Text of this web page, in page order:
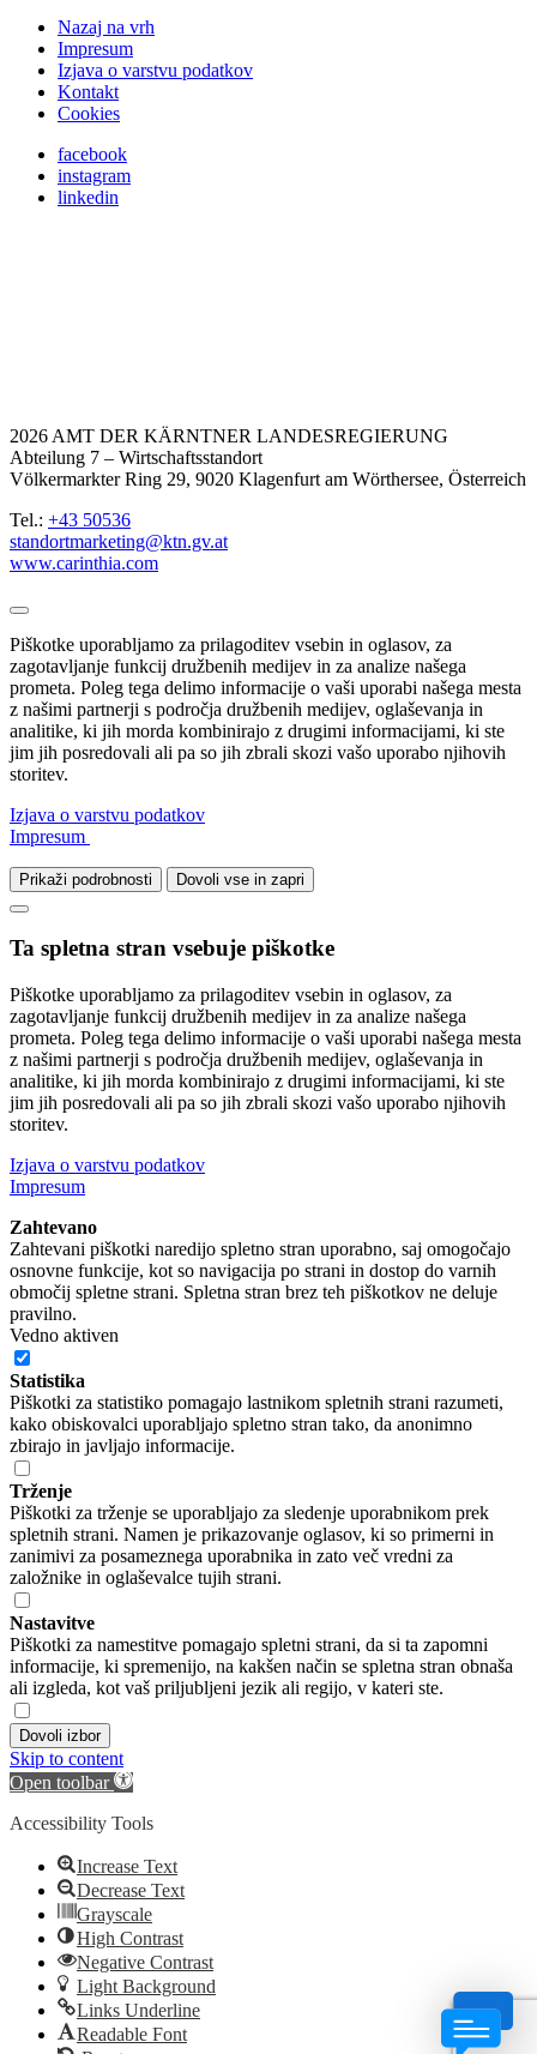
Nazaj na vrh
Impresum
Izjava o varstvu podatkov
Kontakt
Cookies
facebook
instagram
linkedin
2026 AMT DER KÄRNTNER LANDESREGIERUNG
Abteilung 7 – Wirtschaftsstandort
Völkermarkter Ring 29, 9020 Klagenfurt am Wörthersee, Österreich
Tel.: +43 50536
standortmarketing@ktn.gv.at
www.carinthia.com
Piškotke uporabljamo za prilagoditev vsebin in oglasov, za
zagotavljanje funkcij družbenih medijev in za analize našega
prometa. Poleg tega delimo informacije o vaši uporabi našega mesta
z našimi partnerji s področja družbenih medijev, oglaševanja in
analitike, ki jih morda kombinirajo z drugimi informacijami, ki ste
jim jih posredovali ali pa so jih zbrali skozi vašo uporabo njihovih
storitev.
Izjava o varstvu podatkov
Impresum
Prikaži podrobnosti Dovoli vse in zapri
Ta spletna stran vsebuje piškotke
Piškotke uporabljamo za prilagoditev vsebin in oglasov, za
zagotavljanje funkcij družbenih medijev in za analize našega
prometa. Poleg tega delimo informacije o vaši uporabi našega mesta
z našimi partnerji s področja družbenih medijev, oglaševanja in
analitike, ki jih morda kombinirajo z drugimi informacijami, ki ste
jim jih posredovali ali pa so jih zbrali skozi vašo uporabo njihovih
storitev.
Izjava o varstvu podatkov
Impresum
Zahtevano
Zahtevani piškotki naredijo spletno stran uporabno, saj omogočajo
osnovne funkcije, kot so navigacija po strani in dostop do varnih
območij spletne strani. Spletna stran brez teh piškotkov ne deluje
pravilno.
Vedno aktiven
Statistika
Piškotki za statistiko pomagajo lastnikom spletnih strani razumeti,
kako obiskovalci uporabljajo spletno stran tako, da anonimno
zbirajo in javljajo informacije.
Trženje
Piškotki za trženje se uporabljajo za sledenje uporabnikom prek
spletnih strani. Namen je prikazovanje oglasov, ki so primerni in
zanimivi za posameznega uporabnika in zato več vredni za
založnike in oglaševalce tujih strani.
Nastavitve
Piškotki za namestitve pomagajo spletni strani, da si ta zapomni
informacije, ki spremenijo, na kakšen način se spletna stran obnaša
ali izgleda, kot vaš priljubljeni jezik ali regijo, v kateri ste.
Dovoli izbor
Skip to content
Open toolbar
Accessibility Tools
Increase Text
Decrease Text
Grayscale
High Contrast
Negative Contrast
Light Background
Links Underline
Readable Font